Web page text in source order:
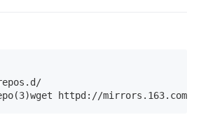
httpd://mirrors.163.com/